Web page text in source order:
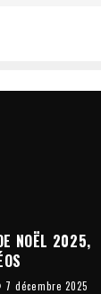
NOËL 2025,
7 décembre 2025